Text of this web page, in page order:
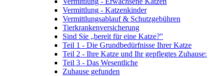
Vermittlung - Katzenkinder
Vermittlungsablauf & Schutzgebühren
Tierkrankenversicherung
Sind Sie „bereit für eine Katze?"
Teil 1 - Die Grundbedürfnisse Ihrer Katze
Teil 2 - Ihre Katze und Ihr gepflegtes Zuhause:
Teil 3 - Das Wesentliche
Zuhause gefunden